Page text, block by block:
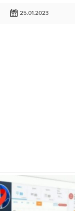
25.01.2023